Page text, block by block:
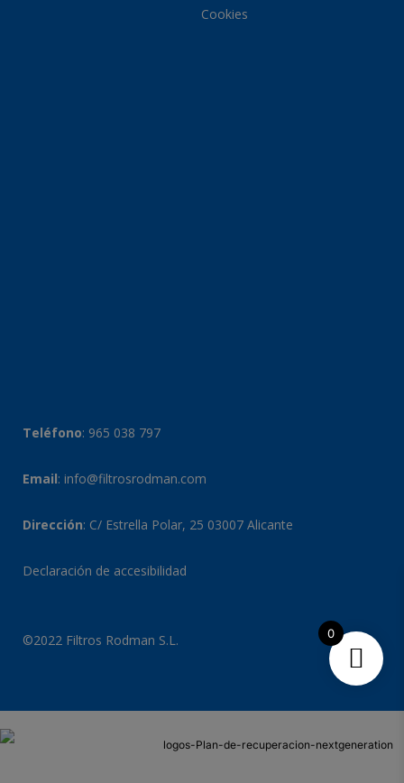
Cookies
Teléfono: 965 038 797
Email: info@filtrosrodman.com
Dirección: C/ Estrella Polar, 25 03007 Alicante
Declaración de accesibilidad
©2022 Filtros Rodman S.L. 0